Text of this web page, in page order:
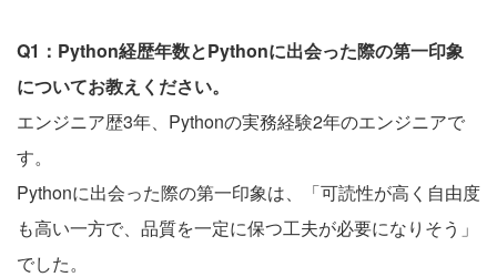
Q1：Python経歴年数とPythonに出会った際の第一印象
についてお教えください。
エンジニア歴3年、Pythonの実務経験2年のエンジニアで
す。
Pythonに出会った際の第一印象は、「可読性が高く自由度
も高い一方で、品質を一定に保つ工夫が必要になりそう」
でした。